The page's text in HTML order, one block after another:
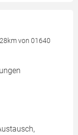
von 01640